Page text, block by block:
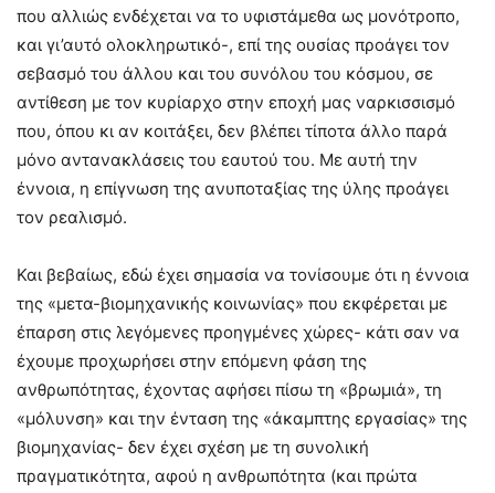
που αλλιώς ενδέχεται να το υφιστάμεθα ως μονότροπο,
και γι’αυτό ολοκληρωτικό-, επί της ουσίας προάγει τον
σεβασμό του άλλου και του συνόλου του κόσμου, σε
αντίθεση με τον κυρίαρχο στην εποχή μας ναρκισσισμό
που, όπου κι αν κοιτάξει, δεν βλέπει τίποτα άλλο παρά
μόνο αντανακλάσεις του εαυτού του. Με αυτή την
έννοια, η επίγνωση της ανυποταξίας της ύλης προάγει
τον ρεαλισμό.
Και βεβαίως, εδώ έχει σημασία να τονίσουμε ότι η έννοια
της «μετα-βιομηχανικής κοινωνίας» που εκφέρεται με
έπαρση στις λεγόμενες προηγμένες χώρες- κάτι σαν να
έχουμε προχωρήσει στην επόμενη φάση της
ανθρωπότητας, έχοντας αφήσει πίσω τη «βρωμιά», τη
«μόλυνση» και την ένταση της «άκαμπτης εργασίας» της
βιομηχανίας- δεν έχει σχέση με τη συνολική
πραγματικότητα, αφού η ανθρωπότητα (και πρώτα